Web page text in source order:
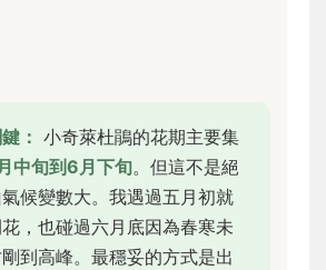
： 小奇萊杜鵑的花期主要集
中旬到6月下旬。但這不是絕
候變數大。我遇過五月初就
，也碰過六月底因為春寒未
到高峰。最穩妥的方式是出